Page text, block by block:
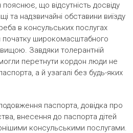
що відсутність досвіду
та надзвичайні обставини виїзду
в консульських послугах
початку широкомасштабного
Завдяки толерантній
перетнути кордон люди не
а й узагалі без будь-яких
паспорта, довідка про
внесення до паспорта дітей
консульськими послугами.